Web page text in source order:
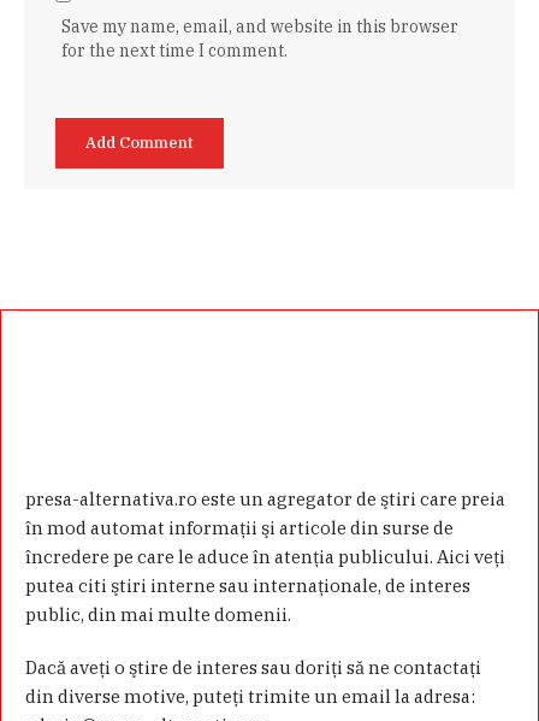
Save my name, email, and website in this browser
for the next time I comment.
presa-alternativa.ro este un agregator de ştiri care preia
în mod automat informaţii şi articole din surse de
încredere pe care le aduce în atenţia publicului. Aici veţi
putea citi ştiri interne sau internaţionale, de interes
public, din mai multe domenii.
Dacă aveţi o ştire de interes sau doriţi să ne contactaţi
din diverse motive, puteţi trimite un email la adresa: